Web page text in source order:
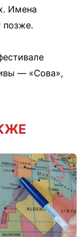
Имена
позже.
— «Сова»,